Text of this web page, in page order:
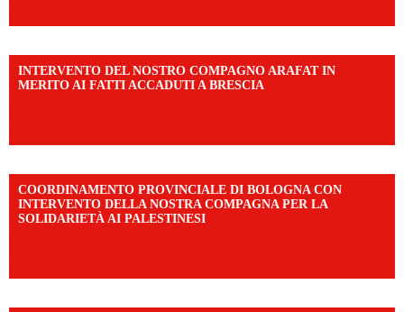
INTERVENTO DEL NOSTRO COMPAGNO ARAFAT IN
MERITO AI FATTI ACCADUTI A BRESCIA
COORDINAMENTO PROVINCIALE DI BOLOGNA CON
INTERVENTO DELLA NOSTRA COMPAGNA PER LA
SOLIDARIETÀ AI PALESTINESI